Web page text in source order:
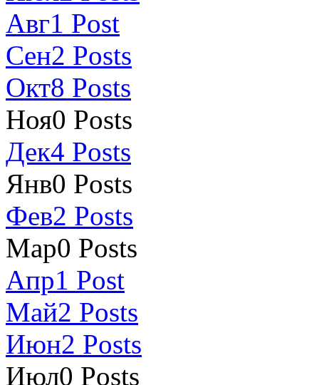
Авг1 Post
Сен2 Posts
Окт8 Posts
Ноя0 Posts
Дек4 Posts
Янв0 Posts
Фев2 Posts
Мар0 Posts
Апр1 Post
Май2 Posts
Июн2 Posts
Июл0 Posts